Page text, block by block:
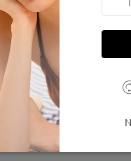
Material de
Los clientes con